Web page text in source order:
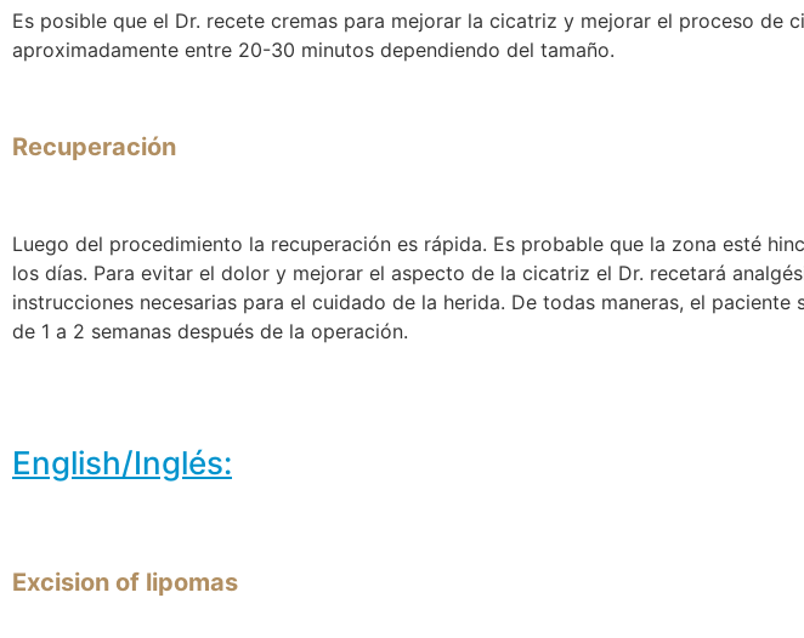
Es posible que el Dr. recete cremas para mejorar la cicatriz y mejorar el proceso de
aproximadamente entre 20-30 minutos dependiendo del tamaño.
Recuperación
Luego del procedimiento la recuperación es rápida. Es probable que la zona esté
los días. Para evitar el dolor y mejorar el aspecto de la cicatriz el Dr. recetará
instrucciones necesarias para el cuidado de la herida. De todas maneras, el
de 1 a 2 semanas después de la operación.
English/Inglés:
Excision of lipomas